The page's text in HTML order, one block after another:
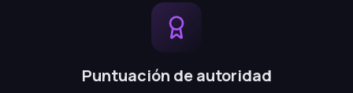
Puntuación de autoridad